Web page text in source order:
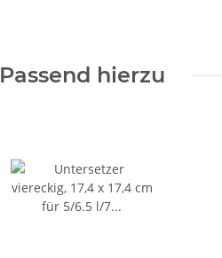
Passend hierzu